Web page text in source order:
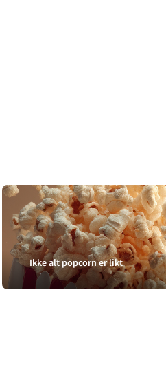
Ikke alt popcorn er likt